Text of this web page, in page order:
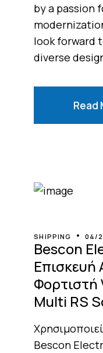
by a passion
look forward
diverse
Read
SHIPPING 04/
Bescon
Επισκευή
Multi RS
Bescon